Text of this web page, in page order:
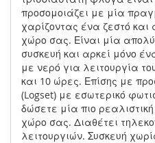
προσομοιάζει με μία
χαρίζοντας ένα ζεστό
χώρο σας. Είναι μία
συσκευή και αρκεί μόνο
με νερό για λειτουργία
και 10 ώρες. Επίσης με
(Logset) με εσωτερικό
δώσετε μία πιο
χώρο σας. Διαθέτει
λειτουργιών. Συσκευή